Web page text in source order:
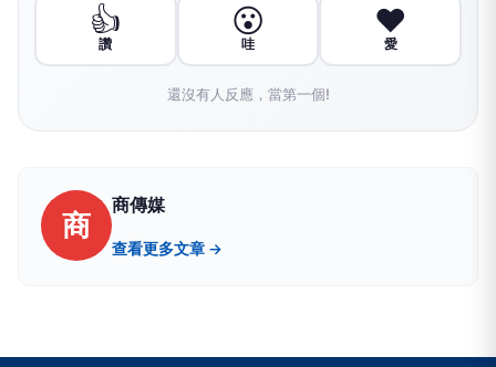
👍
讚
😮
哇
❤️
愛
還沒有人反應，當第一個!
商
商傳媒
查看更多文章 →